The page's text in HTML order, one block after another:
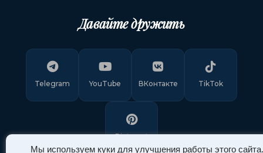
Мы используем куки для улучшения работы этого сайта.
Давайте дружить
Telegram YouTube ВКонтакте TikTok
Pinterest